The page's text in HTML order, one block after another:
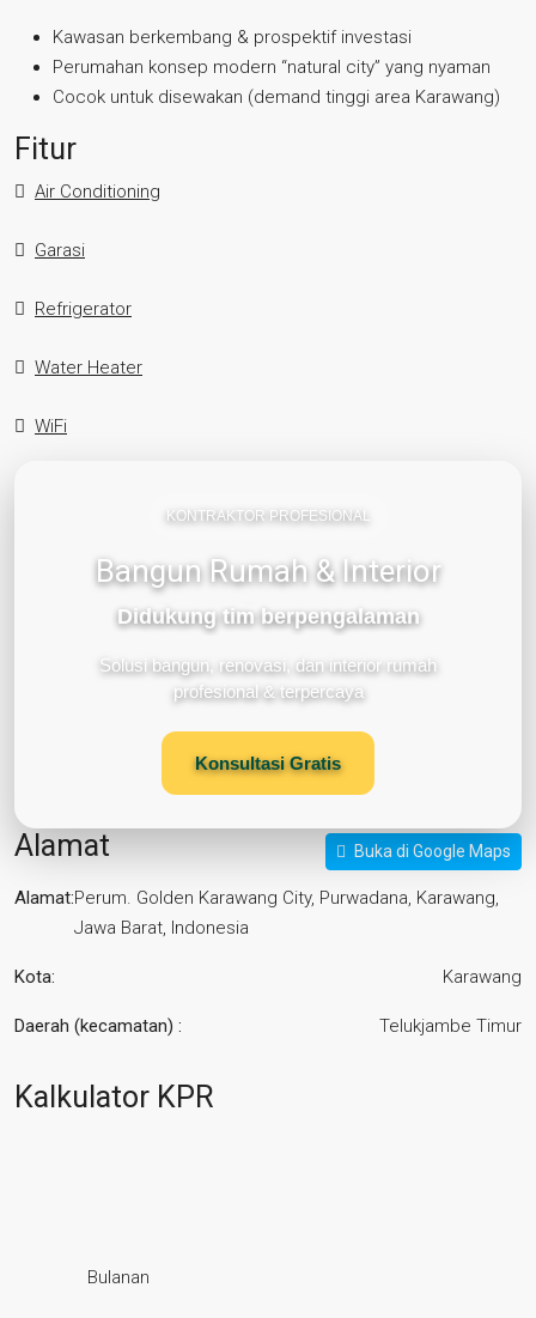
Kawasan berkembang & prospektif investasi
Perumahan konsep modern “natural city” yang nyaman
Cocok untuk disewakan (demand tinggi area Karawang)
Fitur
Air Conditioning
Garasi
Refrigerator
Water Heater
WiFi
KONTRAKTOR PROFESIONAL
Bangun Rumah & Interior
Didukung tim berpengalaman
Solusi bangun, renovasi, dan interior rumah
profesional & terpercaya
Konsultasi Gratis
Alamat Buka di Google Maps
Alamat:Perum. Golden Karawang City, Purwadana, Karawang,
Jawa Barat, Indonesia
Kota: Karawang
Daerah (kecamatan) : Telukjambe Timur
Kalkulator KPR
Bulanan